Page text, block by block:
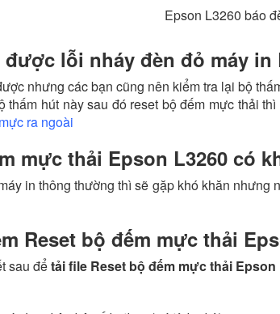
được lỗi nháy đèn đỏ máy in
nhưng các bạn cũng nên kiểm tra lại bộ
thấm hút này sau đó reset bộ đếm mực thải
ra ngoài
mực thải Epson L3260 có
in thông thường thì sẽ gặp khó khăn nhưng
Reset bộ đếm mực thải
sau đểtải file Reset bộ đếm mực thải Epson